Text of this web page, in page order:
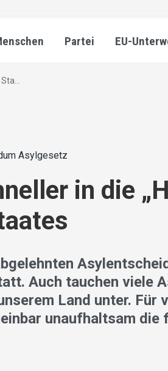
Partei EU-
Asylgesetz
in die
Auch tauchen viele
Land unter. Für
unaufhaltsam